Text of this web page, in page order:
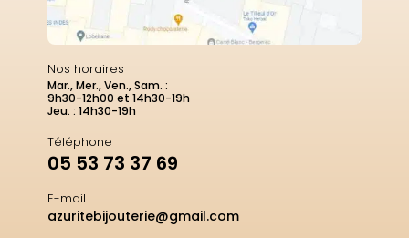
Nos horaires
Mar., Mer., Ven., Sam. :
9h30-12h00 et 14h30-19h
Jeu. : 14h30-19h
Téléphone
05 53 73 37 69
E-mail
azuritebijouterie@gmail.com